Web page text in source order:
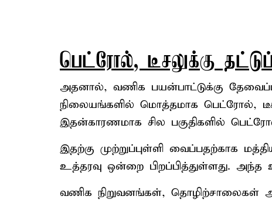
பெட்ரோல், டீசலுக்கு
அதனால், வணிக பயன்பாட்டுக்கு
நிலையங்களில் மொத்தமாக பெட்ரோல்,
இதன்காரணமாக சில பகுதிகளில்
இதற்கு முற்றுப்புள்ளி வைப்பதற்காக
உத்தரவு ஒன்றை பிறப்பித்துள்ளது. அந்த
வணிக நிறுவனங்கள், தொழிற்சாலைகள்